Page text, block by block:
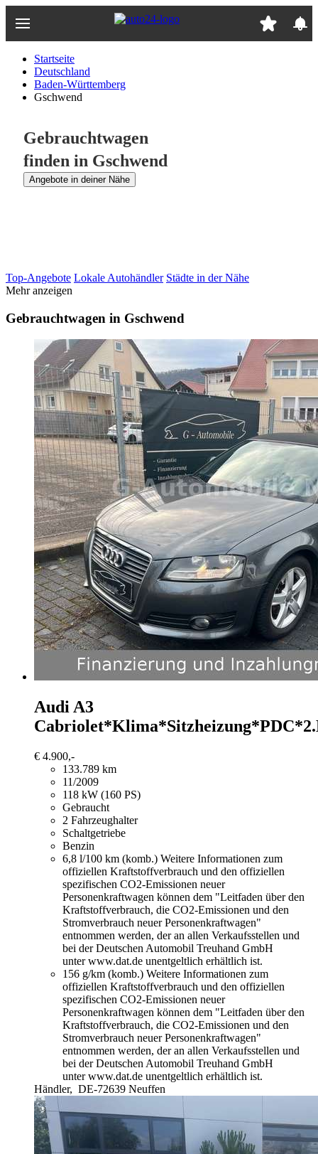
Hauptinhalt
Startseite
Deutschland
Baden-Württemberg
Gschwend
Gebrauchtwagen
finden in Gschwend
Angebote in deiner Nähe
Top-Angebote Lokale Autohändler Städte in der Nähe
Mehr anzeigen
Gebrauchtwagen in Gschwend
Audi A3
€ 4.900,-
133.789 km
11/2009
118 kW (160 PS)
Gebraucht
2 Fahrzeughalter
Schaltgetriebe
Benzin
6,8 l/100 km (komb.) Weitere Informationen zum
offiziellen Kraftstoffverbrauch und den offiziellen
spezifischen CO2-Emissionen neuer
Personenkraftwagen können dem "Leitfaden über den
Kraftstoffverbrauch, die CO2-Emissionen und den
Stromverbrauch neuer Personenkraftwagen"
entnommen werden, der an allen Verkaufsstellen und
bei der Deutschen Automobil Treuhand GmbH
unter www.dat.de unentgeltlich erhältlich ist.
156 g/km (komb.) Weitere Informationen zum
offiziellen Kraftstoffverbrauch und den offiziellen
spezifischen CO2-Emissionen neuer
Personenkraftwagen können dem "Leitfaden über den
Kraftstoffverbrauch, die CO2-Emissionen und den
Stromverbrauch neuer Personenkraftwagen"
entnommen werden, der an allen Verkaufsstellen und
bei der Deutschen Automobil Treuhand GmbH
unter www.dat.de unentgeltlich erhältlich ist.
Händler, DE-72639 Neuffen